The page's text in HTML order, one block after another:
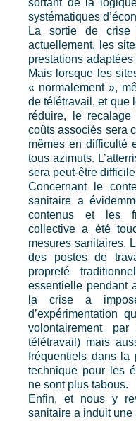
sortant de la
systématiques
La sortie de
actuellement, les
prestations
Mais lorsque les
« normalement »,
de télétravail, et que
réduire, le
coûts associés sera
mêmes en difficulté
tous azimuts.
sera peut-être
Concernant le
sanitaire a
contenus et les
collective a été
mesures sanitaires.
des postes de
propreté
essentielle pendant
la crise a
d’expérimentation
volontairement
télétravail) mais
fréquentiels dans la
technique pour les
ne sont plus tabous.
Enfin, et nous y
sanitaire a induit